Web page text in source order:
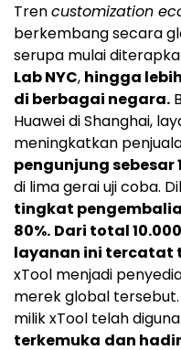
Trencustomization
berkembang secara
serupa mulai
Lab NYC, hingga
di berbagai negara.
Huawei di Shanghai,
meningkatkan
pengunjung sebesar
di lima gerai uji coba.
tingkat
80%. Dari total
layanan ini tercatat
xTool menjadi
merek global tersebut.
milik xTool telah
terkemuka dan